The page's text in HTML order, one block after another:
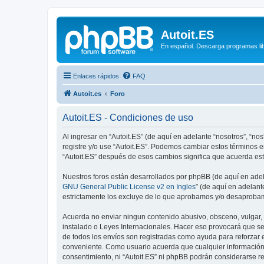
Autoit.ES
En español. Descarga programas
Enlaces rápidos FAQ
Autoit.es Foro
Autoit.ES - Condiciones de uso
Al ingresar en “Autoit.ES” (de aquí en adelante “nosotros”,
registre y/o use “Autoit.ES”. Podemos cambiar estos
“Autoit.ES” después de esos cambios significa que acuerda
Nuestros foros están desarrollados por phpBB (de aquí en
GNU General Public License v2 en Ingles” (de aquí en
estrictamente los excluye de lo que aprobamos y/o
Acuerda no enviar ningun contenido abusivo, obsceno,
instalado o Leyes Internacionales. Hacer eso provocará que
de todos los envíos son registradas como ayuda para
conveniente. Como usuario acuerda que cualquier
consentimiento, ni “Autoit.ES” ni phpBB podrán